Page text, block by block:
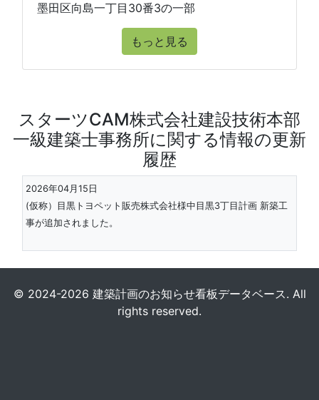
墨田区向島一丁目30番3の一部
もっと見る
スターツCAM株式会社建設技術本部
一級建築士事務所に関する情報の更新
履歴
2026年04月15日
(仮称）目黒トヨペット販売株式会社様中目黒3丁目計画 新築工
事が追加されました。
© 2024-2026 建築計画のお知らせ看板データベース. All
rights reserved.